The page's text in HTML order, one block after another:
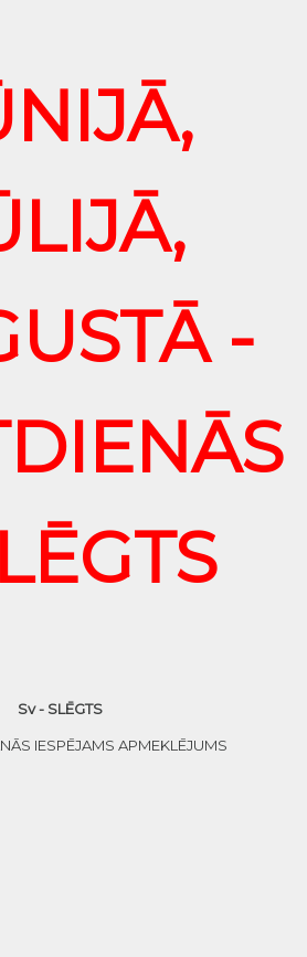
-
Sv - SLĒGTS
IESPĒJAMS APMEKLĒJUMS